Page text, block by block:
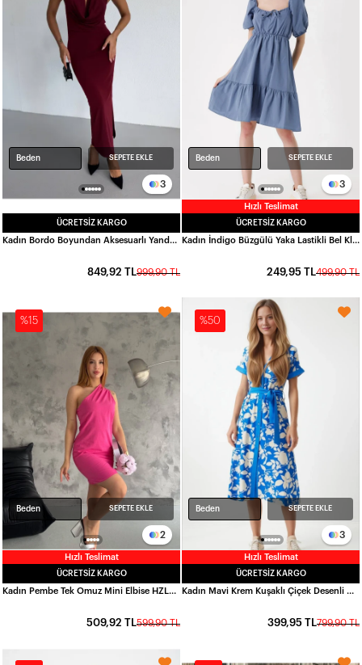
3
Beden SEPETE EKLE
ÜCRETSIZ KARGO
Kadın Bordo Boyundan Aksesuarlı Yandan Yırtmaçlı Midi Boy Sandy Elbise HZL26S-FRY123841
999,90 TL
849,92 TL
Hızlı Teslimat
3
Beden SEPETE EKLE
ÜCRETSIZ KARGO
Kadın İndigo Büzgülü Yaka Lastikli Bel Kloş Poplin Elbise HZL22S-BD123511
499,90 TL
249,95 TL
%15
Hızlı Teslimat
2
Beden SEPETE EKLE
ÜCRETSIZ KARGO
Kadın Pembe Tek Omuz Mini Elbise HZL25S-FRY121791
599,90 TL
509,92 TL
%50
Hızlı Teslimat
3
Beden SEPETE EKLE
ÜCRETSIZ KARGO
Kadın Mavi Krem Kuşaklı Çiçek Desenli Düğmeli Yazlık Viskon Elbise HZL24S-BD124551
799,90 TL
399,95 TL